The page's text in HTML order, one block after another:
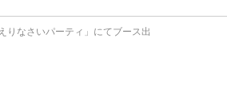
りなさいパーティ」にてブース出